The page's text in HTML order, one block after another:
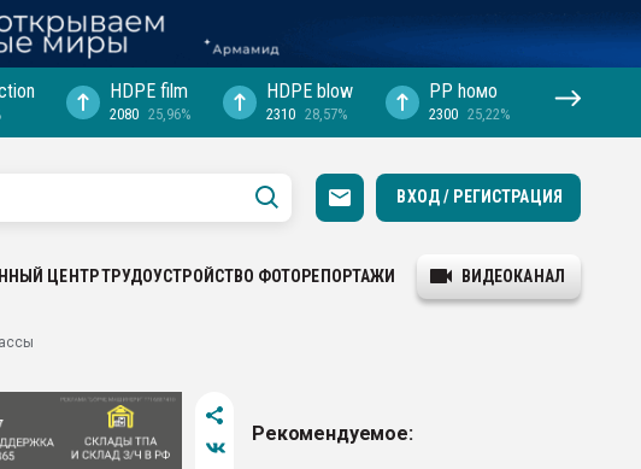
HDPE film
2080 25,96%
HDPE blow
2310 28,57%
PP hомо
2300 25,22%
ВХОД / РЕГИСТРАЦИЯ
ЦЕНТРТРУДОУСТРОЙСТВО ФОТОРЕПОРТАЖИ ВИДЕОКАНАЛ
Рекомендуемое: